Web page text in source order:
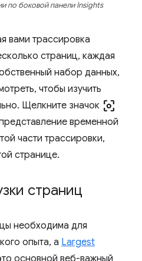
по боковой панели Insights
вами трассировка
страниц, каждая
набор данных,
чтобы изучить
Щелкните значок center_focus_weak
временной
части трассировки,
странице.
страниц
необходима для
опыта, а Largest